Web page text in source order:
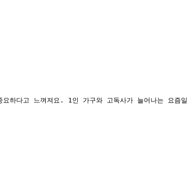
하다고 느껴져요. 1인 가구와 고독사가 늘어나는 요즘